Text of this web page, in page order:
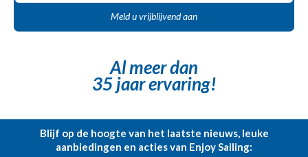
Meld u vrijblijvend aan
Al meer dan
35 jaar ervaring!
Blijf op de hoogte van het laatste nieuws, leuke
aanbiedingen en acties van Enjoy Sailing: